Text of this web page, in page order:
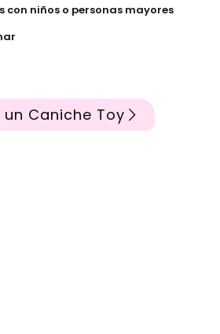
niños o personas mayores
un Caniche Toy